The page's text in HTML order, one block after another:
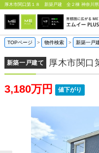
TOPページ > 物件検索 > 新築一戸
新築一戸建て 厚木市関
3,180万円 値下がり